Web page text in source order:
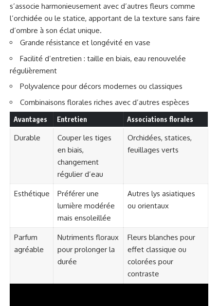
s’associe harmonieusement avec d’autres fleurs comme
l’orchidée ou le statice, apportant de la texture sans faire
d’ombre à son éclat unique.
Grande résistance et longévité en vase
Facilité d’entretien : taille en biais, eau renouvelée
régulièrement
Polyvalence pour décors modernes ou classiques
Combinaisons florales riches avec d’autres espèces
Avantages Entretien Associations florales
Durable
Couper les tiges
en biais,
changement
régulier d’eau
Orchidées, statices,
feuillages verts
Esthétique
Préférer une
lumière modérée
mais ensoleillée
Autres lys asiatiques
ou orientaux
Parfum
agréable
Nutriments floraux
pour prolonger la
durée
Fleurs blanches pour
effet classique ou
colorées pour
contraste